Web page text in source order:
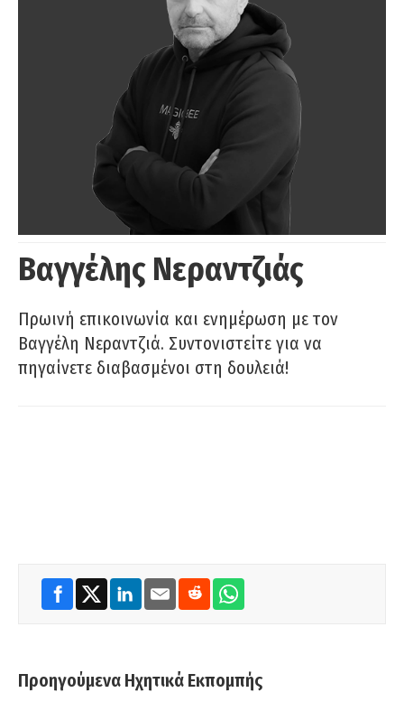
Βαγγέλης Νεραντζιάς
Πρωινή επικοινωνία και ενημέρωση με τον
Βαγγέλη Νεραντζιά. Συντονιστείτε για να
πηγαίνετε διαβασμένοι στη δουλειά!
Προηγούμενα Ηχητικά Εκπομπής